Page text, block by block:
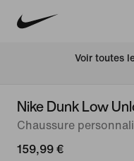
Voir toutes
Nike Dunk Low
Chaussure
159,99 €